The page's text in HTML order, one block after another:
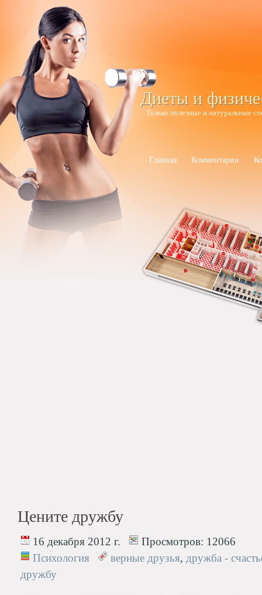
Диеты и
Только полезные и натуральные
Главная Комментарии
Цените дружбу
16 декабря 2012 г. Просмотров: 12066
Психология
верные друзья, дружба -
дружбу